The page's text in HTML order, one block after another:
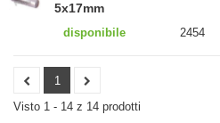
5x17mm
disponibile 2454
1
Visto 1 - 14 z 14 prodotti